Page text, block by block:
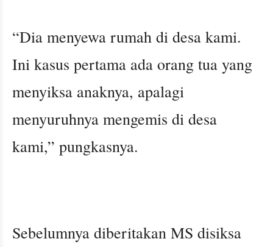
“Dia menyewa rumah di desa kami.
Ini kasus pertama ada orang tua yang
menyiksa anaknya, apalagi
menyuruhnya mengemis di desa
kami,” pungkasnya.
Sebelumnya diberitakan MS disiksa